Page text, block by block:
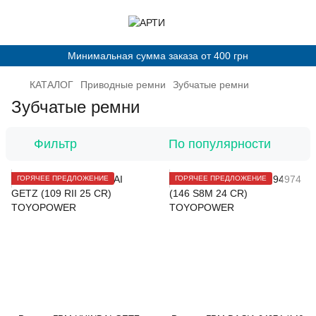
Минимальная сумма заказа от 400 грн
КАТАЛОГ Приводные ремни Зубчатые ремни
Зубчатые ремни
Фильтр По популярности
ГОРЯЧЕЕ ПРЕДЛОЖЕНИЕ ГОРЯЧЕЕ ПРЕДЛОЖЕНИЕ